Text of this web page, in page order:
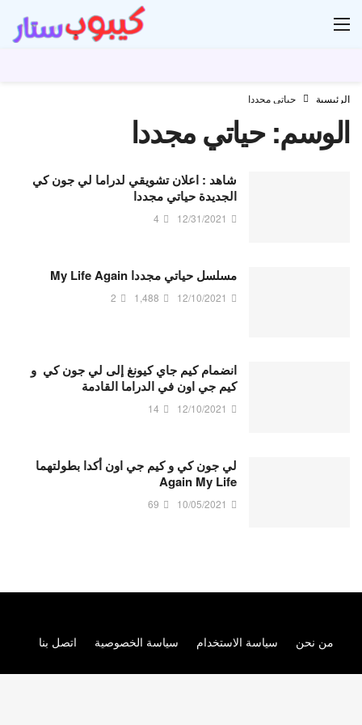
الرئيسية حياتي مجددا
الوسم:حياتي مجددا
شاهد : اعلان تشويقي لدراما لي جون كي
الجديدة حياتي مجددا
12/31/2021
4
مسلسل حياتي مجددا My Life Again
12/10/2021
1,488
2
انضمام كيم جاي كيونغ إلى لي جون كي و
كيم جي اون في الدراما القادمة
12/10/2021
14
لي جون كي و كيم جي اون أكدا بطولتهما
Again My Life
10/05/2021
69
من نحن سياسة الاستخدام سياسة الخصوصية اتصل بنا